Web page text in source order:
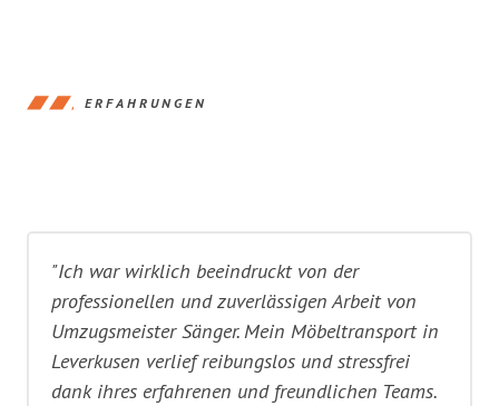
ERFAHRUNGEN
"Ich war wirklich beeindruckt von der
professionellen und zuverlässigen Arbeit von
Umzugsmeister Sänger. Mein Möbeltransport in
Leverkusen verlief reibungslos und stressfrei
dank ihres erfahrenen und freundlichen Teams.